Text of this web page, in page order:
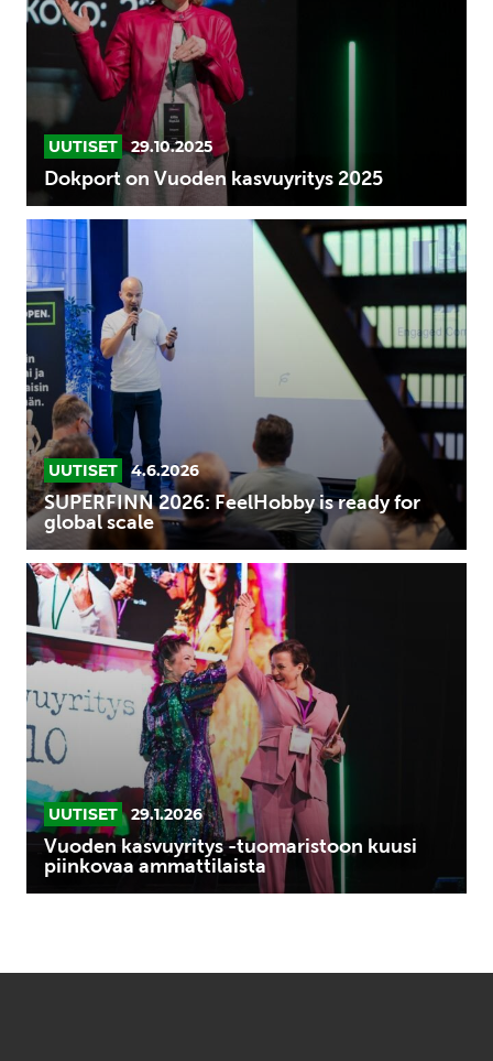
UUTISET 29.10.2025
Dokport on Vuoden kasvuyritys 2025
SUPERFINN
2026:
FeelHobby
is
ready
for
global
scale
UUTISET 4.6.2026
SUPERFINN 2026: FeelHobby is ready for
global scale
Vuoden
kasvuyritys
-
tuomaristoon
piinkovaa
ammattilaista
UUTISET 29.1.2026
Vuoden kasvuyritys -tuomaristoon kuusi
piinkovaa ammattilaista